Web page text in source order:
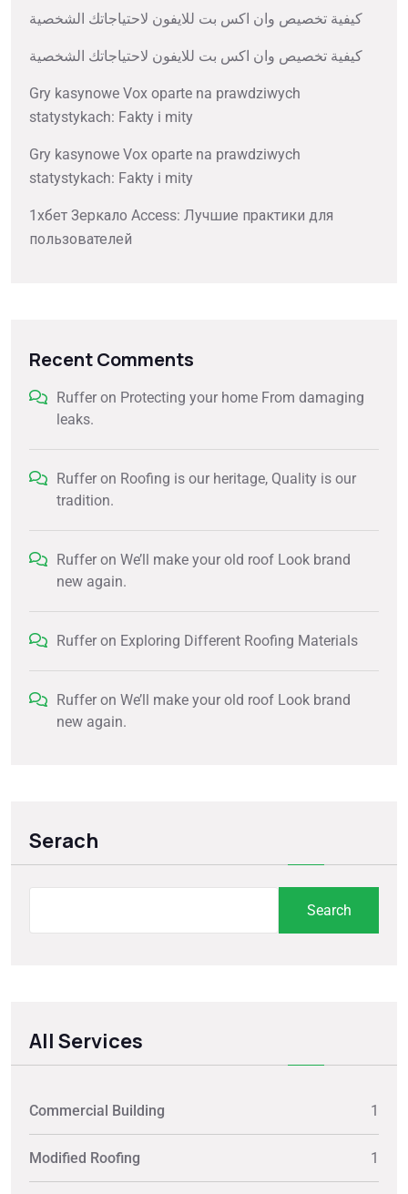
كيفية تخصيص وان اكس بت للايفون لاحتياجاتك الشخصية
كيفية تخصيص وان اكس بت للايفون لاحتياجاتك الشخصية
Gry kasynowe Vox oparte na prawdziwych
statystykach: Fakty i mity
Gry kasynowe Vox oparte na prawdziwych
statystykach: Fakty i mity
1хбет Зеркало Access: Лучшие практики для
пользователей
Recent Comments
Ruffer on Protecting your home From damaging
leaks.
Ruffer on Roofing is our heritage, Quality is our
tradition.
Ruffer on We’ll make your old roof Look brand
new again.
Ruffer on Exploring Different Roofing Materials
Ruffer on We’ll make your old roof Look brand
new again.
Serach
Search
All Services
Commercial Building 1
Modified Roofing 1